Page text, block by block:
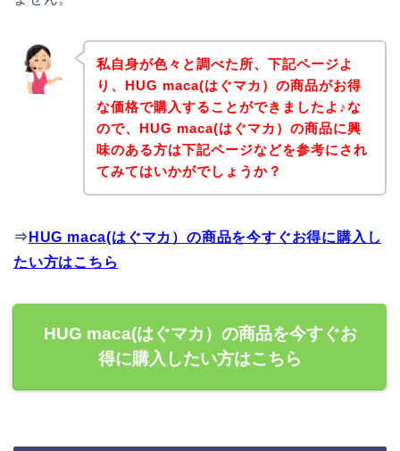
私自身が色々と調べた所、下記ページよ
り、HUG maca(はぐマカ）の商品がお得
な価格で購入することができましたよ♪な
ので、HUG maca(はぐマカ）の商品に興
味のある方は下記ページなどを参考にされ
てみてはいかがでしょうか？
⇒ HUG maca(はぐマカ）の商品を今すぐお得に購入し
たい方はこちら
HUG maca(はぐマカ）の商品を今すぐお
得に購入したい方はこちら